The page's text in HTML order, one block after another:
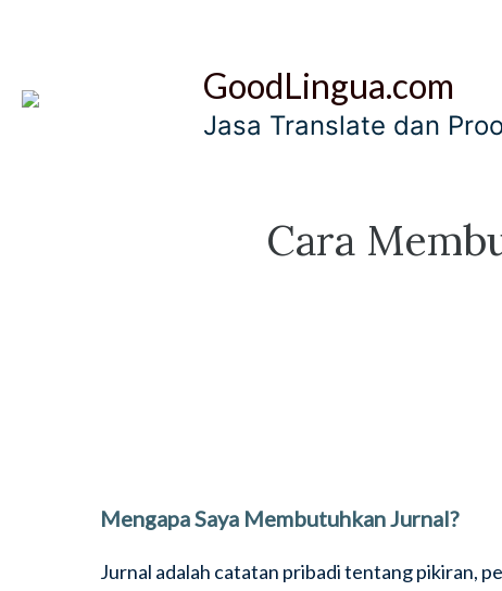
GoodLingua.com
Jasa Translate dan
Cara
Mengapa Saya Membutuhkan Jurnal?
Jurnal adalah catatan pribadi tentang pikiran,